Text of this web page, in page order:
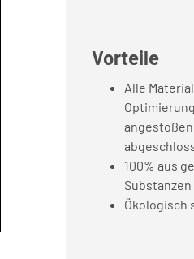
Vorteile
Alle
100% aus
Substanzen
Ökologisch